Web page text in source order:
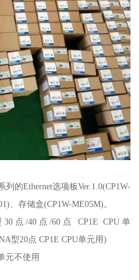
的Ethernet选项板Ver.1.0(CP1W-
、存储盒(CP1W-ME05M)。
点/40点/60点 CP1E CPU单
型20点 CP1E CPU单元用)
元不使用